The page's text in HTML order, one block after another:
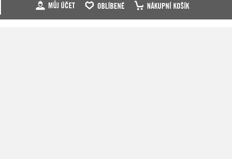
MŮJ ÚČET OBLÍBENÉ NÁKUPNÍ KOŠÍK